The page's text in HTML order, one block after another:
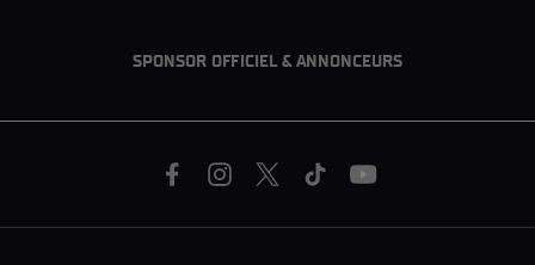
SPONSOR OFFICIEL & ANNONCEURS